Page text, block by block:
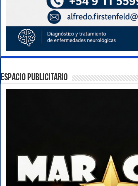
ESPACIO PUBLICITARIO